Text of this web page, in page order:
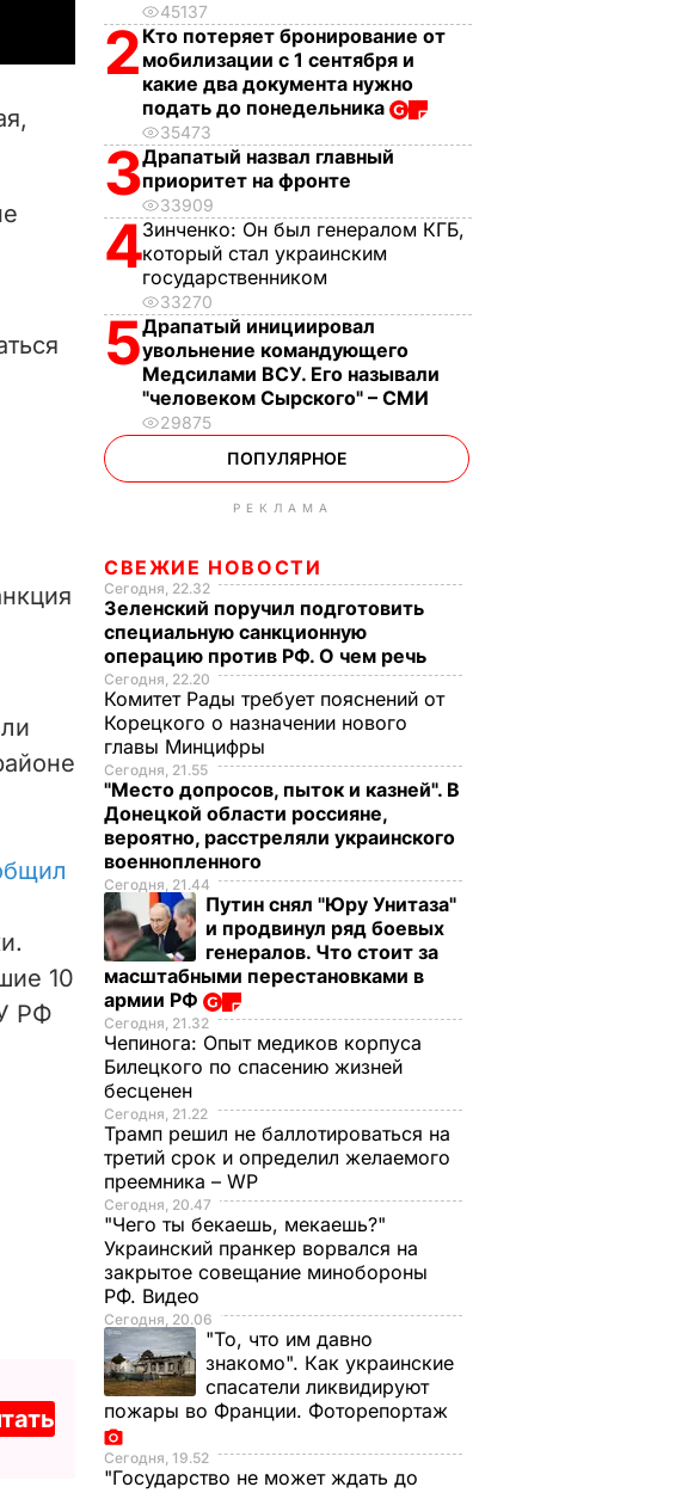
10
РФ
45137
2 Кто потеряет бронирование от
мобилизации с 1 сентября и
какие два документа нужно
подать до понедельника
35473
3Драпатый назвал главный
приоритет на фронте
33909
4Зинченко: Он был генералом КГБ,
который стал украинским
государственником
33270
5Драпатый инициировал
увольнение командующего
Медсилами ВСУ. Его называли
"человеком Сырского" – СМИ
29875
ПОПУЛЯРНОЕ
РЕКЛАМА
СВЕЖИЕ НОВОСТИ
Сегодня, 22.32
Зеленский поручил подготовить
специальную санкционную
операцию против РФ. О чем речь
Сегодня, 22.20
Комитет Рады требует пояснений от
Корецкого о назначении нового
главы Минцифры
Сегодня, 21.55
"Место допросов, пыток и казней". В
Донецкой области россияне,
вероятно, расстреляли украинского
военнопленного
Сегодня, 21.44
Путин снял "Юру Унитаза"
и продвинул ряд боевых
генералов. Что стоит за
масштабными перестановками в
армии РФ
Сегодня, 21.32
Чепинога: Опыт медиков корпуса
Билецкого по спасению жизней
бесценен
Сегодня, 21.22
Трамп решил не баллотироваться на
третий срок и определил желаемого
преемника – WP
Сегодня, 20.47
"Чего ты бекаешь, мекаешь?"
Украинский пранкер ворвался на
закрытое совещание минобороны
РФ. Видео
Сегодня, 20.06
"То, что им давно
знакомо". Как украинские
спасатели ликвидируют
пожары во Франции. Фоторепортаж
Сегодня, 19.52
"Государство не может ждать до